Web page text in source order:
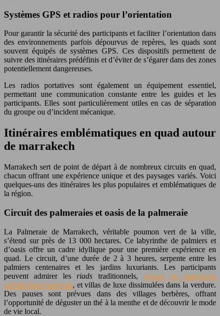
Systèmes GPS et radios pour l’orientation
Pour garantir la sécurité des participants et faciliter l’orientation dans
des environnements parfois dépourvus de repères, les quads sont
souvent équipés de systèmes GPS. Ces dispositifs permettent de
suivre des itinéraires prédéfinis et d’éviter de s’égarer dans des zones
potentiellement dangereuses.
Les radios portatives sont également un équipement essentiel,
permettant une communication constante entre les guides et les
participants. Elles sont particulièrement utiles en cas de séparation
du groupe ou d’incident mécanique.
Itinéraires emblématiques en quad autour
de marrakech
Marrakech sert de point de départ à de nombreux circuits en quad,
chacun offrant une expérience unique et des paysages variés. Voici
quelques-uns des itinéraires les plus populaires et emblématiques de
la région.
Circuit des palmeraies et oasis de la palmeraie
La Palmeraie de Marrakech, véritable poumon vert de la ville,
s’étend sur près de 13 000 hectares. Ce labyrinthe de palmiers et
d’oasis offre un cadre idyllique pour une première expérience en
quad. Le circuit, d’une durée de 2 à 3 heures, serpente entre les
palmiers centenaires et les jardins luxuriants. Les participants
peuvent admirer les riads traditionnels, joyaux du patrimoine
architectural marocain, et villas de luxe dissimulées dans la verdure.
Des pauses sont prévues dans des villages berbères, offrant
l’opportunité de déguster un thé à la menthe et de découvrir le mode
de vie local.